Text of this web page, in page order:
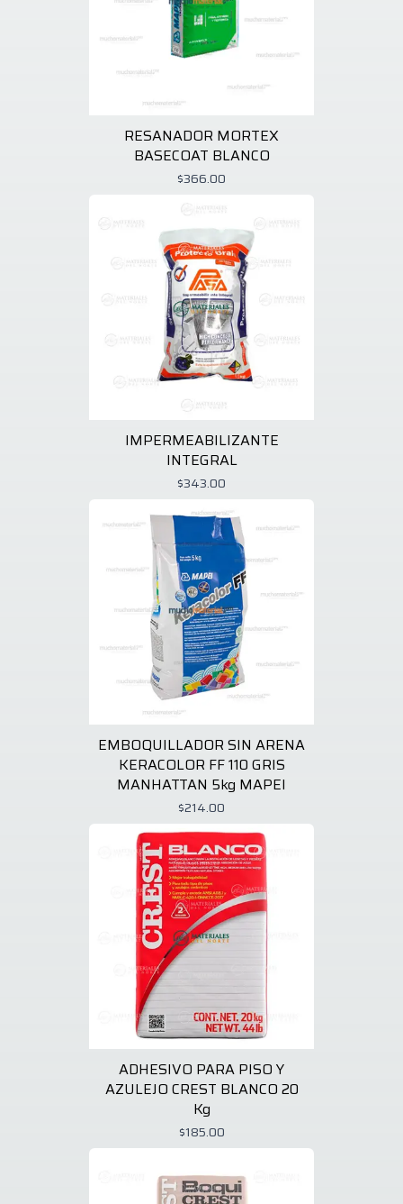
RESANADOR MORTEX
BASECOAT BLANCO
$366.00
IMPERMEABILIZANTE
INTEGRAL
$343.00
EMBOQUILLADOR SIN ARENA
KERACOLOR FF 110 GRIS
MANHATTAN 5kg MAPEI
$214.00
ADHESIVO PARA PISO Y
AZULEJO CREST BLANCO 20
Kg
$185.00